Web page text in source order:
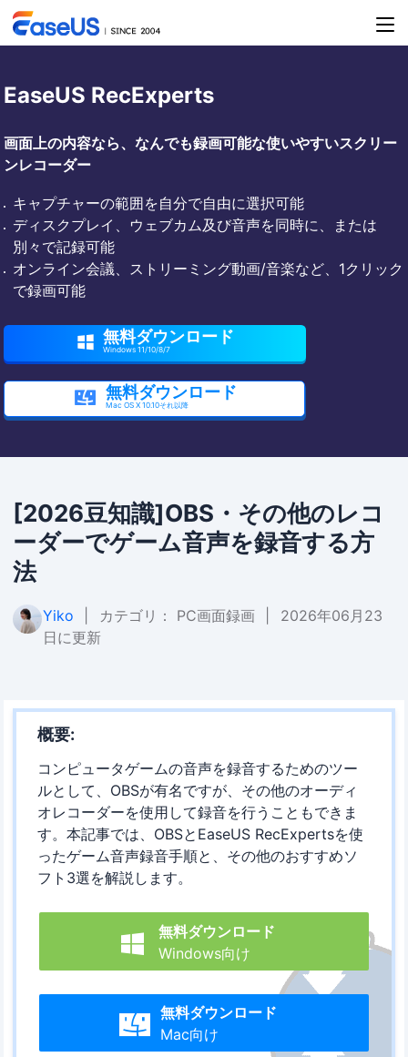
EaseUS RecExperts
画面上の内容なら、なんでも録画可能な使いやすいスクリー
ンレコーダー
キャプチャーの範囲を自分で自由に選択可能
ディスクプレイ、ウェブカム及び音声を同時に、または
別々で記録可能
オンライン会議、ストリーミング動画/音楽など、1クリック
で録画可能
 無料ダウンロード
Windows 11/10/8/7
 無料ダウンロード
Mac OS X 10.10それ以降
[2026豆知識]OBS・その他のレコ
ーダーでゲーム音声を録音する方
法
Yiko カテゴリ： PC画面録画
2026年06月23
日に更新
概要:
コンピュータゲームの音声を録音するためのツー
ルとして、OBSが有名ですが、その他のオーディ
オレコーダーを使用して録音を行うこともできま
す。本記事では、OBSとEaseUS RecExpertsを使
ったゲーム音声録音手順と、その他のおすすめソ
フト3選を解説します。

無料ダウンロード
Windows向け

無料ダウンロード
Mac向け